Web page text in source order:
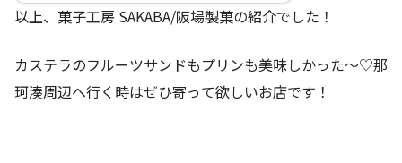
以上、菓子工房 SAKABA/阪場製菓の紹介でした！
カステラのフルーツサンドもプリンも美味しかった〜♡那
珂湊周辺へ行く時はぜひ寄って欲しいお店です！